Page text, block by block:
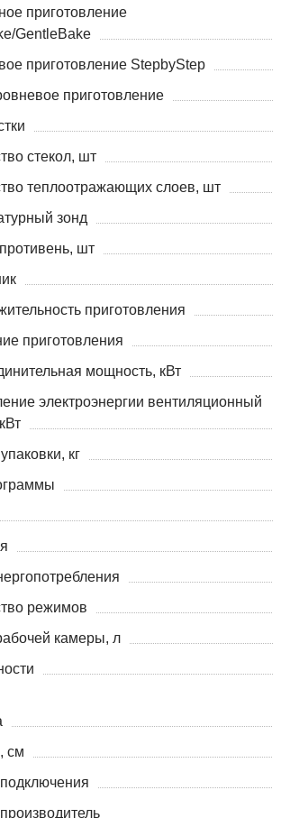
приготовление
GentleBake
приготовление StepbyStep
приготовление
стекол, шт
теплоотражающих слоев, шт
зонд
шт
приготовления
приготовления
мощность, кВт
электроэнергии вентиляционный
кг
режимов
камеры, л
см